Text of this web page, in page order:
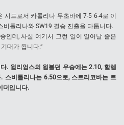
드로서 카롤리나 무초바에 7-5 6-4로 이
톨리나와 SW19 결승 진출을 다툽니다.
인데, 사실 여기서 그런 일이 일어날 줄은
대가 됩니다.“
. 윌리엄스의 윔블던 우승에는 2.10, 할렘
스비톨리나는 6.50으로, 스트리코바는 트
더입니다.